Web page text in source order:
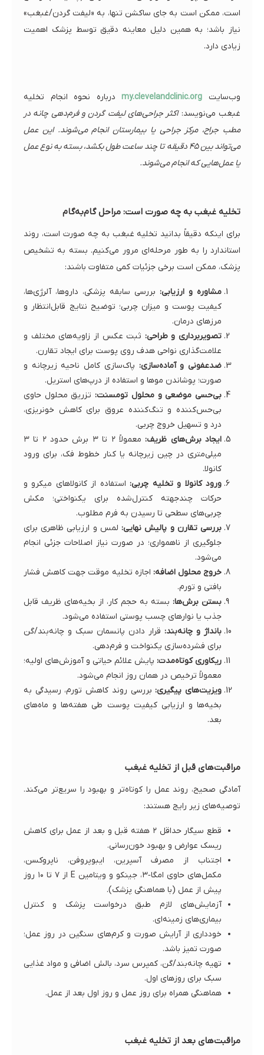
است، ممکن است به جای ساکشن تنها، به «لیفت گردن/غبغب»
نیاز باشد؛ به همین دلیل معاینه دقیق توسط پزشک اهمیت
زیادی دارد.
وب‌سایت my.clevelandclinic.orgدرباره نحوه انجام تخلیه
غبغب می‌نویسد:اکثر جراحی‌های لیفت گردن و فرم‌دهی چانه در
مطب جراح، مرکز جراحی یا بیمارستان انجام می‌شوند. این عمل
می‌تواند بین ۴۵ دقیقه تا چند ساعت طول بکشد، بسته به نوع عمل
یا عمل‌هایی که انجام می‌شوند.
تخلیه غبغب به چه صورت است: مراحل گام‌به‌گام
برای اینکه دقیقاً بدانید تخلیه غبغب به چه صورت است، روند
استاندارد را به طور مرحله‌ای مرور می‌کنیم. بسته به تشخیص
پزشک، ممکن است برخی جزئیات کمی متفاوت باشند:
مشاوره و ارزیابی: بررسی سابقه پزشکی، داروها، آلرژی‌ها،
کیفیت پوست و میزان چربی؛ توضیح نتایج قابل‌انتظار و
مرزهای درمان.
تصویربرداری و طراحی: ثبت عکس از زاویه‌های مختلف و
علامت‌گذاری نواحی هدف روی پوست برای ایجاد تقارن.
ضدعفونی و آماده‌سازی: پاک‌سازی کامل ناحیه زیرچانه و
صورت؛ پوشاندن موها و استفاده از درپ‌های استریل.
بی‌حسی موضعی و محلول تومسنت:تزریق محلول حاوی
بی‌حس‌کننده و تنگ‌کننده عروق برای کاهش خونریزی،
درد و تسهیل خروج چربی.
ایجاد برش‌های ظریف:
معمولاً ۲ تا ۳ برش حدود ۲ تا ۳
میلی‌متری در چین زیرچانه یا کنار خطوط فک، برای ورود
کانولا.
ورود کانولا و تخلیه چربی:استفاده از کانولاهای میکرو و
حرکات چندجهته کنترل‌شده برای یکنواختی؛ مکش
چربی‌های سطحی تا رسیدن به فرم مطلوب.
بررسی تقارن و پالیش نهایی:لمس و ارزیابی ظاهری برای
جلوگیری از ناهمواری؛ در صورت نیاز اصلاحات جزئی انجام
می‌شود.
خروج محلول اضافه: اجازه تخلیه موقت جهت کاهش فشار
بافتی و تورم.
بستن برش‌ها: بسته به حجم کار، از بخیه‌های ظریف قابل
جذب یا نوارهای چسب پوستی استفاده می‌شود.
بانداژ و چانه‌بند: قرار دادن پانسمان سبک و چانه‌بند/گن
برای فشرده‌سازی یکنواخت و فرم‌دهی.
ریکاوری کوتاه‌مدت: پایش علائم حیاتی و آموزش‌های اولیه؛
معمولاً ترخیص در همان روز انجام می‌شود.
ویزیت‌های پیگیری:بررسی روند کاهش تورم، رسیدگی به
بخیه‌ها و ارزیابی کیفیت پوست طی هفته‌ها و ماه‌های
بعد.
مراقبت‌های قبل از تخلیه غبغب
آمادگی صحیح، روند عمل را کوتاه‌تر و بهبود را سریع‌تر می‌کند.
توصیه‌های زیر رایج هستند:
قطع سیگار حداقل ۲ هفته قبل و بعد از عمل برای کاهش
ریسک عوارض و بهبود خون‌رسانی.
اجتناب از مصرف آسپرین، ایبوپروفن، ناپروکسن،
مکمل‌های حاوی امگا‑۳، جینکو و ویتامین E از ۷ تا ۱۰ روز
پیش از عمل (با هماهنگی پزشک).
آزمایش‌های لازم طبق درخواست پزشک و کنترل
بیماری‌های زمینه‌ای.
خودداری از آرایش صورت و کرم‌های سنگین در روز عمل؛
صورت تمیز باشد.
تهیه چانه‌بند/گن، کمپرس سرد، بالش اضافی و مواد غذایی
سبک برای روزهای اول.
هماهنگی همراه برای روز عمل و روز اول بعد از عمل.
مراقبت‌های بعد از تخلیه غبغب